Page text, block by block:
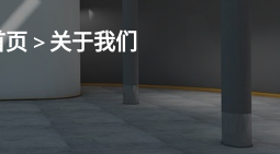
页 >关于我们